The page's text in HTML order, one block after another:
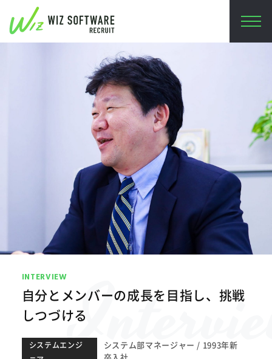
INTERVIEW
自分とメンバーの成長を目指し、挑戦
しつづける
システムエンジ
システム部マネージャー
1993年新